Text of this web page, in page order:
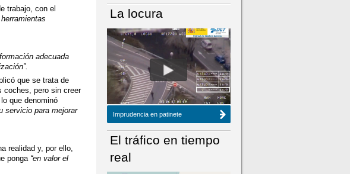
trabajo, con el
adecuada
que se trata de
coches, pero sin creer
que denominó
servicio para mejorar
realidad y, por ello,
ponga “en valor el
NÚMERO ACTUAL HEMEROTECA
La locura
Imprudencia en patinete
El tráfico en tiempo
real